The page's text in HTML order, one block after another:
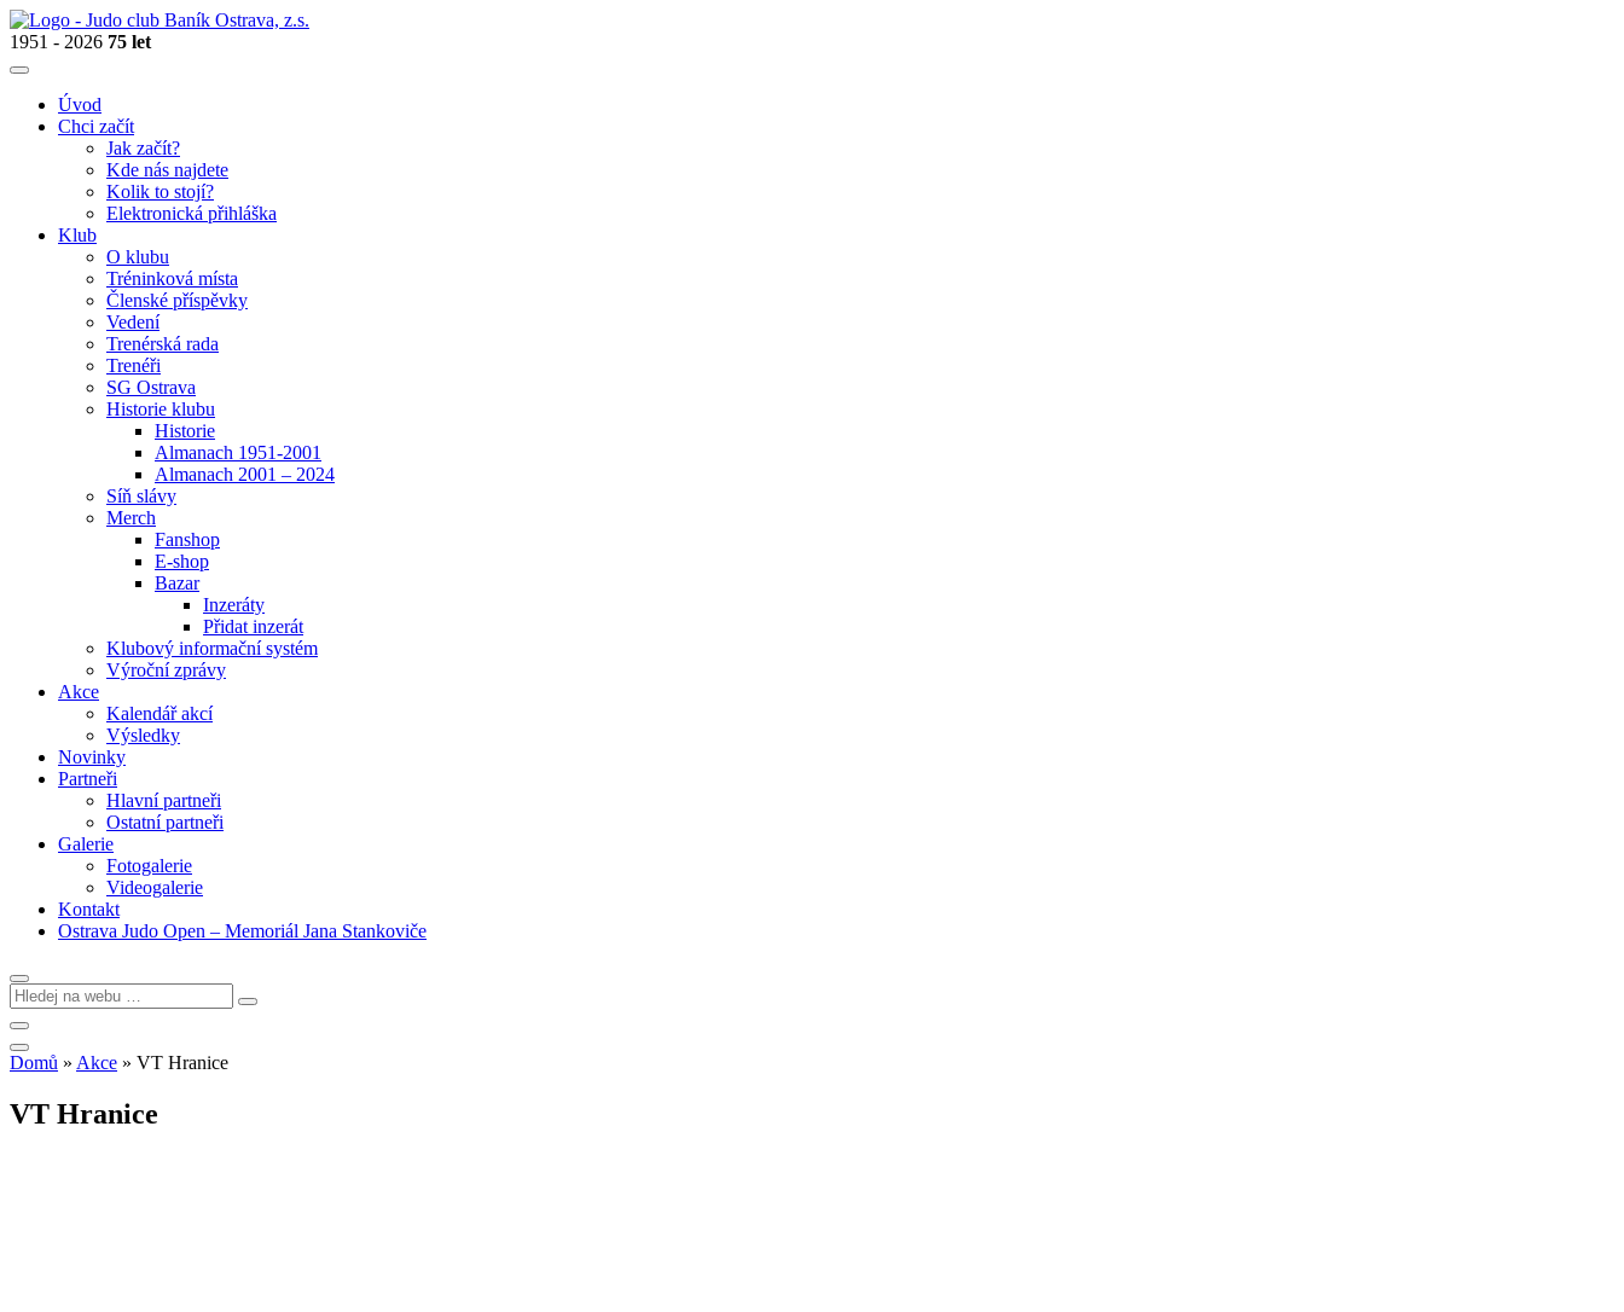
1951 - 2026 75 let
Úvod
Chci začít
Jak začít?
Kde nás najdete
Kolik to stojí?
Elektronická přihláška
Klub
O klubu
Tréninková místa
Členské příspěvky
Vedení
Trenérská rada
Trenéři
SG Ostrava
Historie klubu
Historie
Almanach 1951-2001
Almanach 2001 – 2024
Síň slávy
Merch
Fanshop
E-shop
Bazar
Inzeráty
Přidat inzerát
Klubový informační systém
Výroční zprávy
Akce
Kalendář akcí
Výsledky
Novinky
Partneři
Hlavní partneři
Ostatní partneři
Galerie
Fotogalerie
Videogalerie
Kontakt
Ostrava Judo Open – Memoriál Jana Stankoviče
Domů » Akce » VT Hranice
VT Hranice